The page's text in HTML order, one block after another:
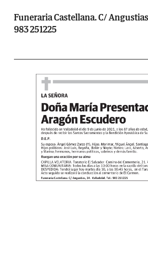
Funeraria Castellana. C/
983 251225